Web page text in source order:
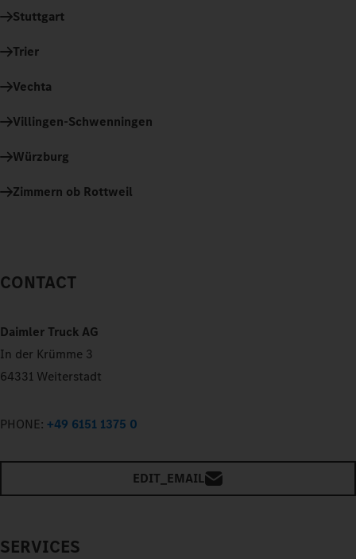
Stuttgart
Trier
Vechta
Villingen-Schwenningen
Würzburg
Zimmern ob Rottweil
CONTACT
Daimler Truck AG
In der Krümme 3
64331 Weiterstadt
PHONE: +49 6151 1375 0
EDIT_EMAIL
SERVICES